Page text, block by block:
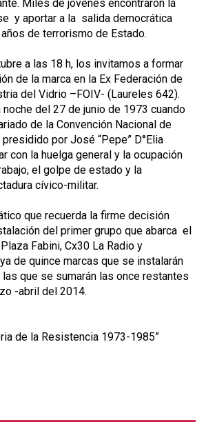
Miles de jóvenes encontraron la
y aportar a la salida democrática
de terrorismo de Estado.
a las 18 h, los invitamos a formar
de la marca en la Ex Federación de
del Vidrio –FOIV- (Laureles 642).
del 27 de junio de 1973 cuando
de la Convención Nacional de
por José “Pepe” D°Elia
con la huelga general y la ocupación
el golpe de estado y la
cívico-militar.
que recuerda la firme decisión
del primer grupo que abarca el
Fabini, Cx30 La Radio y
de quince marcas que se instalarán
que se sumarán las once restantes
-abril del 2014.
de la Resistencia 1973-1985”